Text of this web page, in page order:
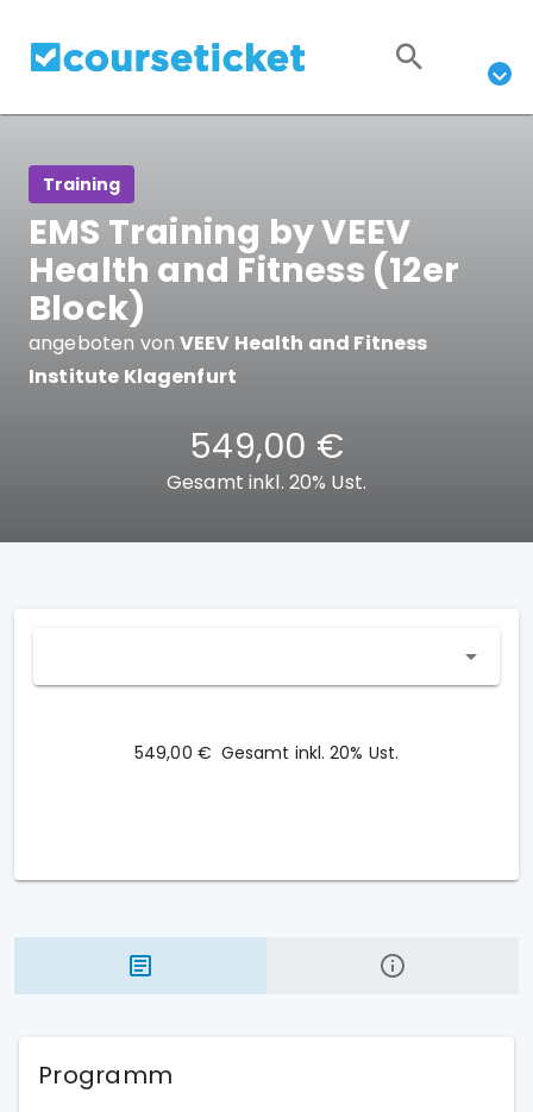
Training
EMS Training by VEEV
Health and Fitness (12er
Block)
angeboten von VEEV Health and Fitness
Institute Klagenfurt
549,00 €
Gesamt inkl. 20% Ust.
549,00 € Gesamt inkl. 20% Ust.
Programm